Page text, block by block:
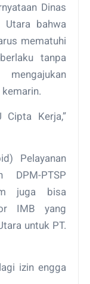
Dinas
Utara bahwa
mematuhi
tanpa
Cipta Kerja,”
Pelayanan
DPM-PTSP
juga bisa
IMB yang
untuk PT.
izin engga